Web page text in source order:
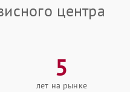
центра
5
лет на рынке